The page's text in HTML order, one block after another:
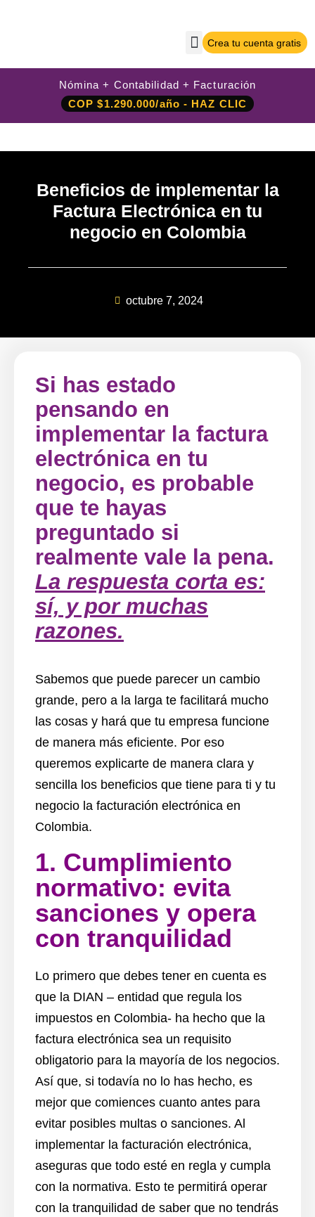
Crea tu cuenta gratis
Nómina + Contabilidad + Facturación
COP $1.290.000/año - HAZ CLIC
Beneficios de implementar la
Factura Electrónica en tu
negocio en Colombia
octubre 7, 2024
Si has estado
pensando en
implementar la factura
electrónica en tu
negocio, es probable
que te hayas
preguntado si
realmente vale la pena.
La respuesta corta es:
sí, y por muchas
razones.
Sabemos que puede parecer un cambio
grande, pero a la larga te facilitará mucho
las cosas y hará que tu empresa funcione
de manera más eficiente. Por eso
queremos explicarte de manera clara y
sencilla los beneficios que tiene para ti y tu
negocio la facturación electrónica en
Colombia.
1. Cumplimiento
normativo: evita
sanciones y opera
con tranquilidad
Lo primero que debes tener en cuenta es
que la DIAN – entidad que regula los
impuestos en Colombia- ha hecho que la
factura electrónica sea un requisito
obligatorio para la mayoría de los negocios.
Así que, si todavía no lo has hecho, es
mejor que comiences cuanto antes para
evitar posibles multas o sanciones. Al
implementar la facturación electrónica,
aseguras que todo esté en regla y cumpla
con la normativa. Esto te permitirá operar
con la tranquilidad de saber que no tendrás